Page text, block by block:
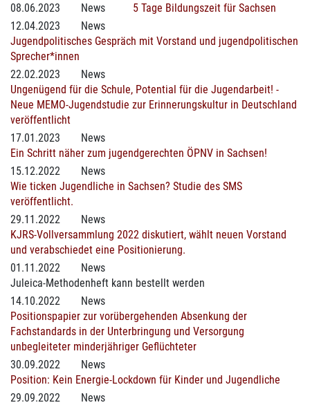
08.06.2023
News
5 Tage Bildungszeit für Sachsen
12.04.2023
News
Jugendpolitisches Gespräch mit Vorstand und jugendpolitischen
Sprecher*innen
22.02.2023
News
Ungenügend für die Schule, Potential für die Jugendarbeit! -
Neue MEMO-Jugendstudie zur Erinnerungskultur in Deutschland
veröffentlicht
17.01.2023
News
Ein Schritt näher zum jugendgerechten ÖPNV in Sachsen!
15.12.2022
News
Wie ticken Jugendliche in Sachsen? Studie des SMS
veröffentlicht.
29.11.2022
News
KJRS-Vollversammlung 2022 diskutiert, wählt neuen Vorstand
und verabschiedet eine Positionierung.
01.11.2022
News
Juleica-Methodenheft kann bestellt werden
14.10.2022
News
Positionspapier zur vorübergehenden Absenkung der
Fachstandards in der Unterbringung und Versorgung
unbegleiteter minderjähriger Geflüchteter
30.09.2022
News
Position: Kein Energie-Lockdown für Kinder und Jugendliche
29.09.2022
News